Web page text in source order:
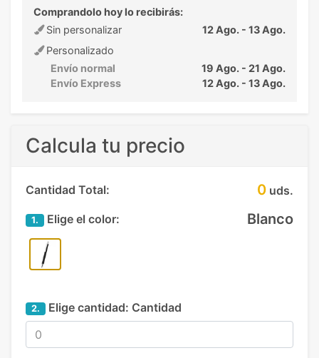
Comprandolo hoy lo recibirás:
Sin personalizar
12 Ago. - 13 Ago.
Personalizado
Envío normal
19 Ago. - 21 Ago.
Envío Express
12 Ago. - 13 Ago.
Calcula tu precio
Cantidad Total: 0 uds.
1. Elige el color: Blanco
2. Elige cantidad: Cantidad